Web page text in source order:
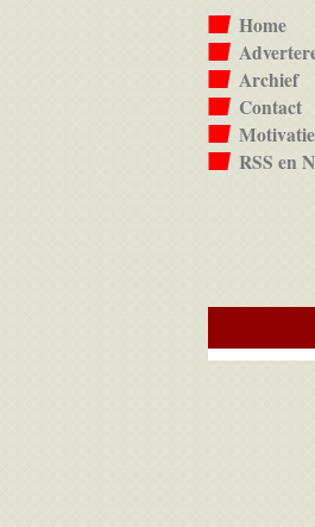
Home
Archief
Contact
RSS en